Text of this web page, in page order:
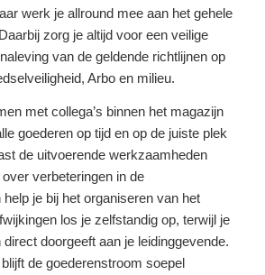
werk je allround mee aan het gehele
zorg je altijd voor een veilige
van de geldende richtlijnen op
Arbo en milieu.
met collega’s binnen het magazijn
goederen op tijd en op de juiste plek
de uitvoerende werkzaamheden
verbeteringen in de
je bij het organiseren van het
los je zelfstandig op, terwijl je
doorgeeft aan je leidinggevende.
de goederenstroom soepel